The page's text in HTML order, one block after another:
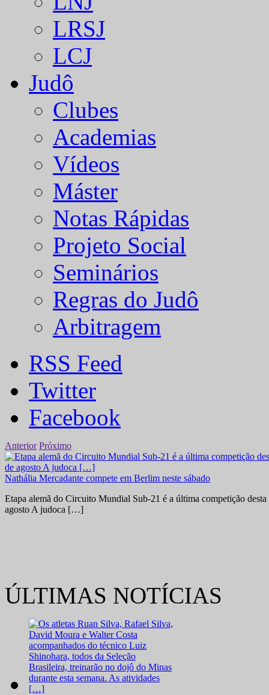
LRSJ
LCJ
Judô
Clubes
Academias
Vídeos
Máster
Notas Rápidas
Projeto Social
Seminários
Regras do Judô
Arbitragem
RSS Feed
Twitter
Facebook
Anterior Próximo
Nathália Mercadante compete em Berlim neste sábado
Etapa alemã do Circuito Mundial Sub-21 é a última competição
agosto A judoca […]
ÚLTIMAS NOTÍCIAS